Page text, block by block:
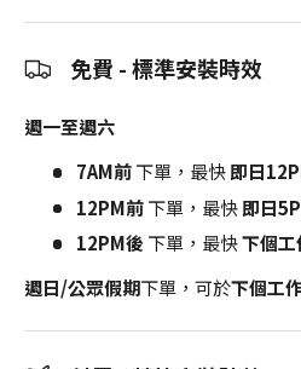
免費 - 標準安裝時效
週一至週六
7AM前下單，最快即日
12PM前下單，最快即日
12PM後 下單，最快下個工
週日/公眾假期下單，可於下個工